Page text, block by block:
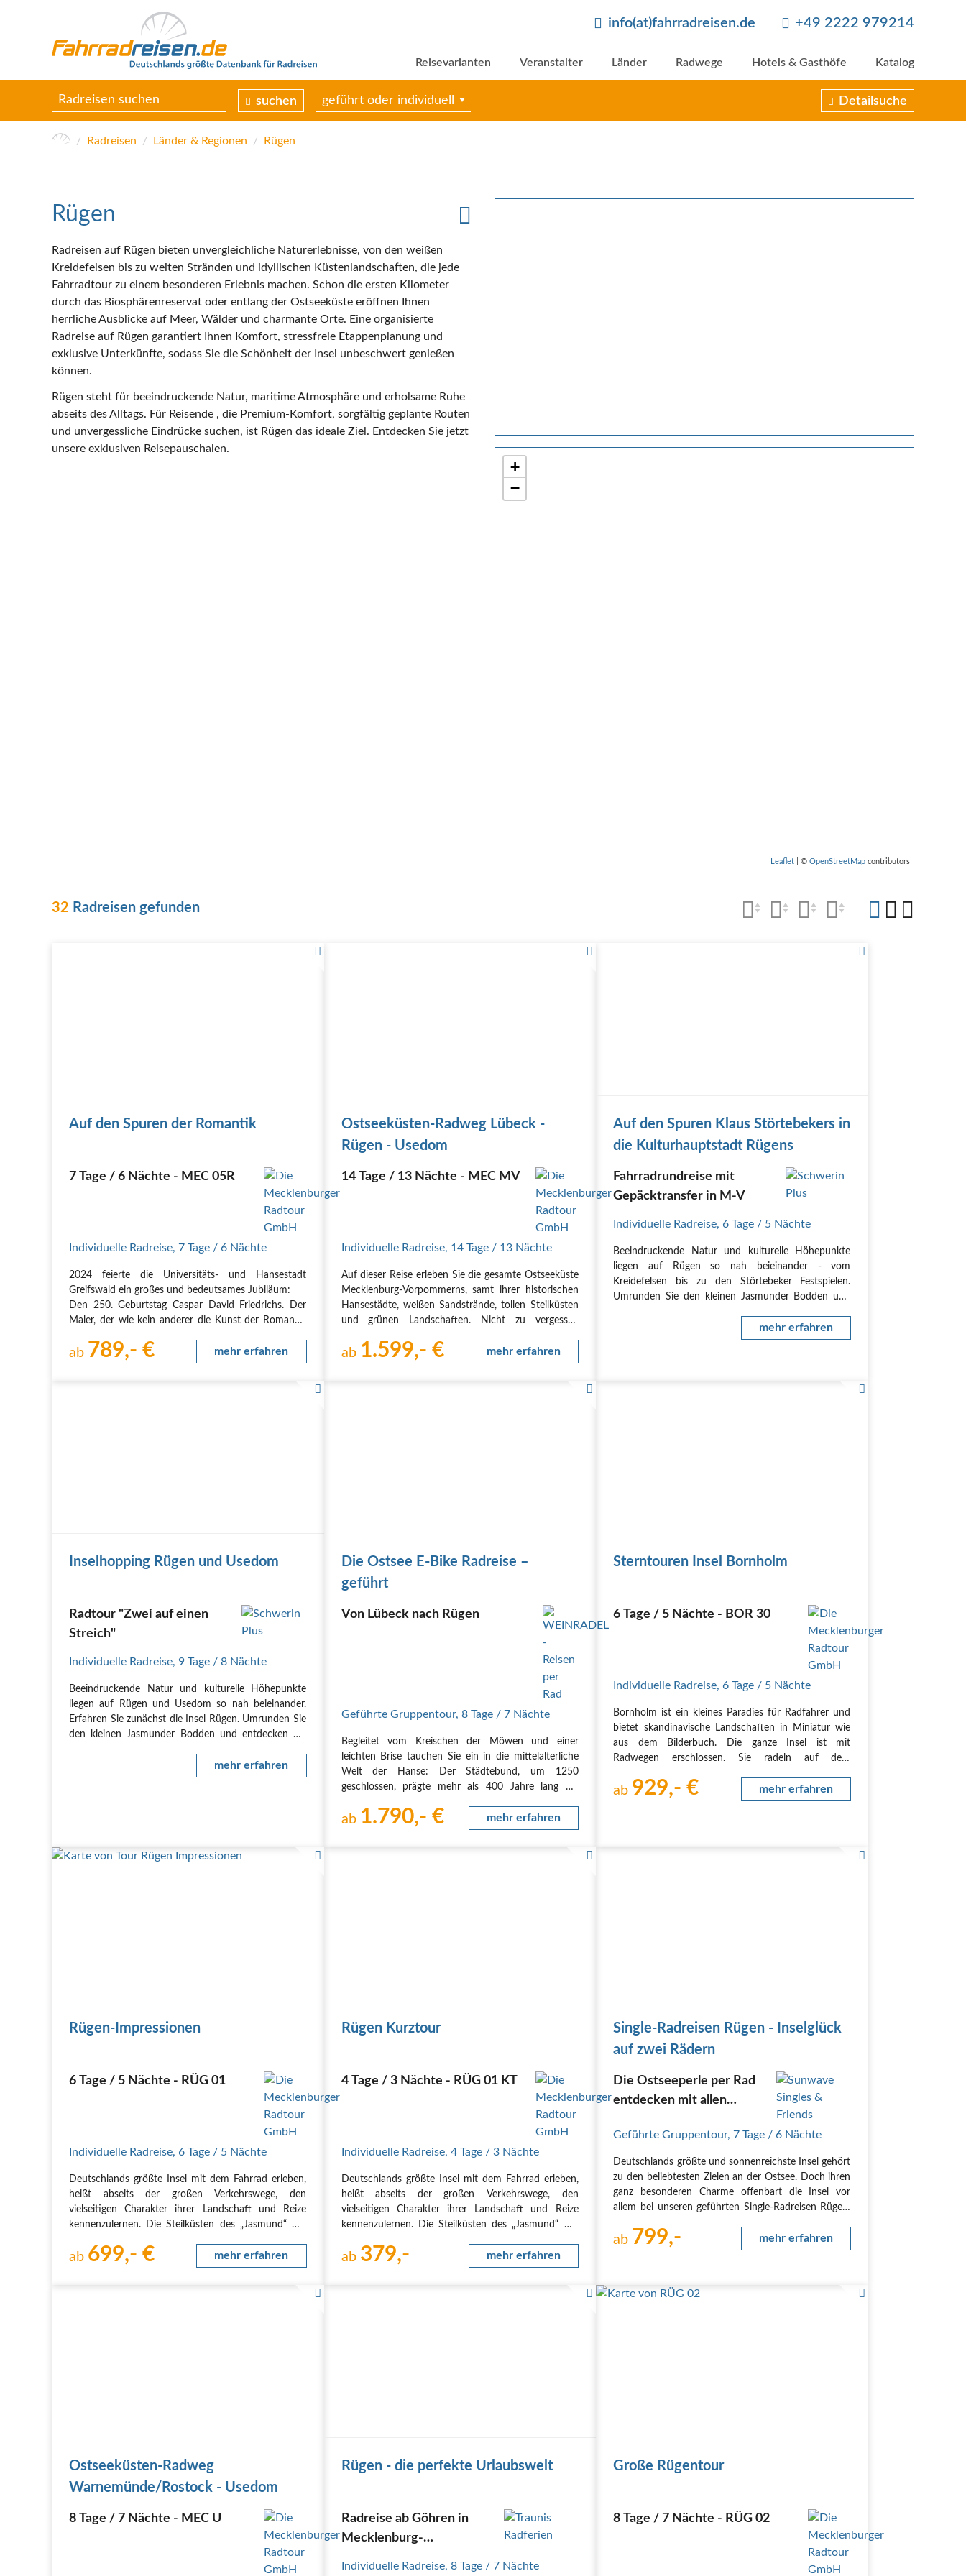
info(at)fahrradreisen.de +49 2222 979214
Reisevarianten Veranstalter Länder Radwege Hotels & Gasthöfe Katalog
suchen geführt oder individuell Detailsuche
Radreisen Länder & Regionen Rügen
+
−
Leaflet | © OpenStreetMap contributors
Rügen
Radreisen auf Rügen bieten unvergleichliche Naturerlebnisse, von den weißen
Kreidefelsen bis zu weiten Stränden und idyllischen Küstenlandschaften, die jede
Fahrradtour zu einem besonderen Erlebnis machen. Schon die ersten Kilometer
durch das Biosphärenreservat oder entlang der Ostseeküste eröffnen Ihnen
herrliche Ausblicke auf Meer, Wälder und charmante Orte. Eine organisierte
Radreise auf Rügen garantiert Ihnen Komfort, stressfreie Etappenplanung und
exklusive Unterkünfte, sodass Sie die Schönheit der Insel unbeschwert genießen
können.
Rügen steht für beeindruckende Natur, maritime Atmosphäre und erholsame Ruhe
abseits des Alltags. Für Reisende , die Premium-Komfort, sorgfältig geplante Routen
und unvergessliche Eindrücke suchen, ist Rügen das ideale Ziel. Entdecken Sie jetzt
unsere exklusiven Reisepauschalen.
32 Radreisen gefunden
Auf den Spuren der Romantik
7 Tage / 6 Nächte - MEC 05R
Individuelle Radreise, 7 Tage / 6 Nächte
2024 feierte die Universitäts- und Hansestadt
Greifswald ein großes und bedeutsames Jubiläum:
Den 250. Geburtstag Caspar David Friedrichs. Der
Maler, der wie kein anderer die Kunst der Romantik
1774 in Greifswald geboren...
ab 789,- € mehr erfahren
Ostseeküsten-Radweg Lübeck -
Rügen - Usedom
14 Tage / 13 Nächte - MEC MV
Individuelle Radreise, 14 Tage / 13 Nächte
Auf dieser Reise erleben Sie die gesamte Ostseeküste
Mecklenburg-Vorpommerns, samt ihrer historischen
Hansestädte, weißen Sandstrände, tollen Steilküsten
und grünen Landschaften. Nicht zu vergessen
Kreidefelsen und die mondänen Kaiserbäder
ab 1.599,- € mehr erfahren
Auf den Spuren Klaus Störtebekers in
die Kulturhauptstadt Rügens
Fahrradrundreise mit
Gepäcktransfer in M-V
Individuelle Radreise,6 Tage / 5 Nächte
Beeindruckende Natur und kulturelle Höhepunkte
liegen auf Rügen so nah beieinander - vom
Kreidefelsen bis zu den Störtebeker Festspielen.
Umrunden Sie den kleinen Jasmunder Bodden und
ganz nahe. Der idyllische Hafen von Lauterbach lädt
mehr erfahren
Inselhopping Rügen und Usedom
Radtour "Zwei auf einen
Streich"
Individuelle Radreise, 9 Tage / 8 Nächte
Beeindruckende Natur und kulturelle Höhepunkte
liegen auf Rügen und Usedom so nah beieinander.
Erfahren Sie zunächst die Insel Rügen. Umrunden Sie
den kleinen Jasmunder Bodden und entdecken Sie
Anschluss reisen Sie mit Ihrem PKW auf die Insel
mehr erfahren
Die Ostsee E-Bike Radreise –
geführt
Von Lübeck nach Rügen
Geführte Gruppentour, 8 Tage / 7 Nächte
Begleitet vom Kreischen der Möwen und einer
leichten Brise tauchen Sie ein in die mittelalterliche
Welt der Hanse: Der Städtebund, um 1250
geschlossen, prägte mehr als 400 Jahre lang die
Ostseeraum Deutschlands. Seine bedeutendsten
ab 1.790,- € mehr erfahren
Sterntouren Insel Bornholm
6 Tage / 5 Nächte - BOR 30
Individuelle Radreise,6 Tage / 5 Nächte
Bornholm ist ein kleines Paradies für Radfahrer und
bietet skandinavische Landschaften in Miniatur wie
aus dem Bilderbuch. Die ganze Insel ist mit
Radwegen erschlossen. Sie radeln auf dem
unternehmen zwischendrin Ausflüge.
ab 929,- € mehr erfahren
Rügen-Impressionen
6 Tage / 5 Nächte - RÜG 01
Individuelle Radreise, 6 Tage / 5 Nächte
Deutschlands größte Insel mit dem Fahrrad erleben,
heißt abseits der großen Verkehrswege, den
vielseitigen Charakter ihrer Landschaft und Reize
kennenzulernen. Die Steilküsten des „Jasmund“ mit
David Friedrich auf Leinwand festgehalten hat, die…
ab 699,- € mehr erfahren
Rügen Kurztour
4 Tage / 3 Nächte - RÜG 01 KT
Individuelle Radreise, 4 Tage / 3 Nächte
Deutschlands größte Insel mit dem Fahrrad erleben,
heißt abseits der großen Verkehrswege, den
vielseitigen Charakter ihrer Landschaft und Reize
kennenzulernen. Die Steilküsten des „Jasmund“ mit
David Friedrich auf Leinwand festgehalten hat, die…
ab 379,- mehr erfahren
Single-Radreisen Rügen - Inselglück
auf zwei Rädern
Die Ostseeperle per Rad
entdecken mit allen
Kreidefelsen
Geführte Gruppentour,7 Tage / 6 Nächte
Deutschlands größte und sonnenreichste Insel gehört
zu den beliebtesten Zielen an der Ostsee. Doch ihren
ganz besonderen Charme offenbart die Insel vor
allem bei unseren geführten Single-Radreisen Rügen.
Rückenwind im Herzen geht es zu reizvollen Orten
ab 799,- mehr erfahren
Ostseeküsten-Radweg
Warnemünde/Rostock - Usedom
8 Tage / 7 Nächte - MEC U
Rügen - die perfekte Urlaubswelt
Radreise ab Göhren in
Mecklenburg-
Individuelle Radreise, 8 Tage / 7 Nächte
Große Rügentour
8 Tage / 7 Nächte - RÜG 02